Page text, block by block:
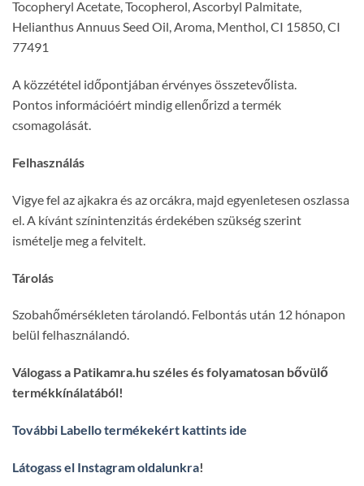
Tocopheryl Acetate, Tocopherol, Ascorbyl Palmitate,
Helianthus Annuus Seed Oil, Aroma, Menthol, CI 15850, CI
77491
A közzététel időpontjában érvényes összetevőlista.
Pontos információért mindig ellenőrizd a termék
csomagolását.
Felhasználás
Vigye fel az ajkakra és az orcákra, majd egyenletesen oszlassa
el. A kívánt színintenzitás érdekében szükség szerint
ismételje meg a felvitelt.
Tárolás
Szobahőmérsékleten tárolandó. Felbontás után 12 hónapon
belül felhasználandó.
Válogass a Patikamra.hu széles és folyamatosan bővülő
termékkínálatából!
További Labello termékekért kattints ide
Látogass el Instagram oldalunkra!